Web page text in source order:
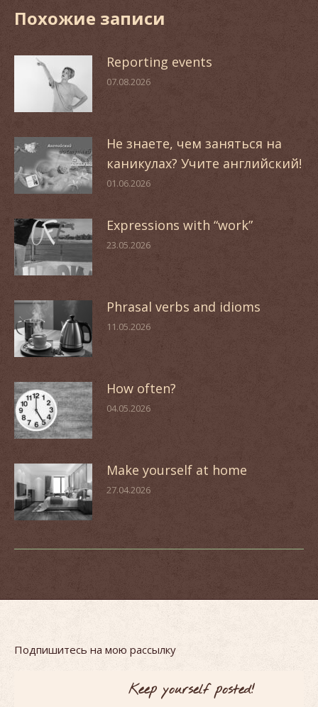
Похожие записи
Reporting events
07.08.2026
Не знаете, чем заняться на
каникулах? Учите английский!
01.06.2026
Expressions with “work”
23.05.2026
Phrasal verbs and idioms
11.05.2026
How often?
04.05.2026
Make yourself at home
27.04.2026
Подпишитесь на мою рассылку
Keep yourself posted!